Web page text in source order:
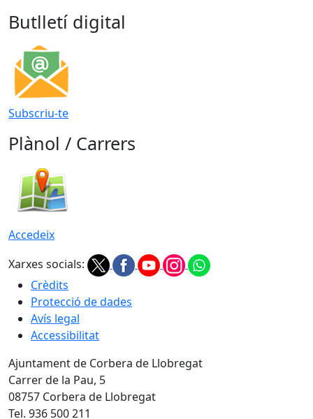
Butlletí digital
Subscriu-te
Plànol / Carrers
Accedeix
Xarxes socials:
Crèdits
Protecció de dades
Avís legal
Accessibilitat
Ajuntament de Corbera de Llobregat
Carrer de la Pau, 5
08757 Corbera de Llobregat
Tel. 936 500 211